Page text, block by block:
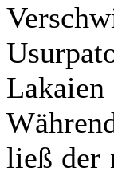
ließ der